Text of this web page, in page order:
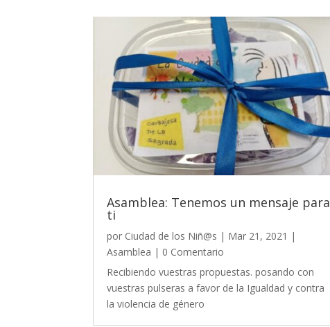
Asamblea: Tenemos un mensaje para
ti
por Ciudad de los Niñ@s | Mar 21, 2021 |
Asamblea | 0 Comentario
Recibiendo vuestras propuestas. posando con
vuestras pulseras a favor de la Igualdad y contra
la violencia de género